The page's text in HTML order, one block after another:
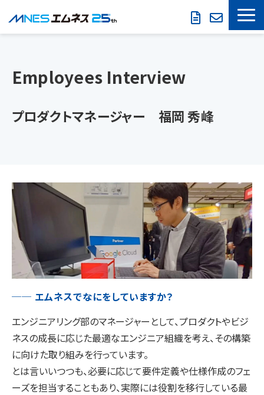
製品・サービス
会社概要
Employees Interview
プロダクトマネージャー　福岡 秀峰
── エムネスでなにをしていますか？
エンジニアリング部のマネージャーとして、プロダクトやビジ
ネスの成長に応じた最適なエンジニア組織を考え、その構築
に向けた取り組みを行っています。
とは言いいつつも、必要に応じて要件定義や仕様作成のフェ
ーズを担当することもあり、実際には役割を移行している最